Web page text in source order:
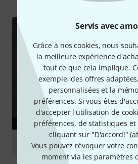
Servis avec
Grâce à nos cookies, nous
la meilleure expérience
tout ce que cela implique.
exemple, des offres
personnalisées et la
préférences. Si vous êtes
d'accepter l'utilisation de
préférences, de statistiques
cliquant sur "D'accord!" (
Vous pouvez révoquer votre
moment via les paramètres
GUIDES
Compresseurs